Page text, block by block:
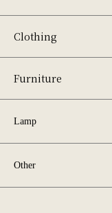
Clothing
Furniture
Lamp
Other